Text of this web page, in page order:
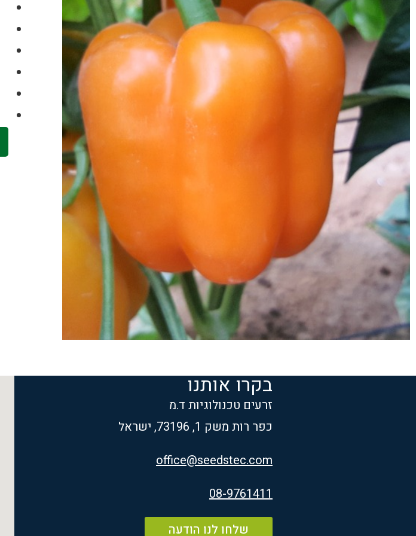
בקרו אותנו
זרעים טכנולוגיות ד.מ
כפר רות משק 1, 73196, ישראל
office@seedstec.com
08-9761411
שלחו לנו הודעה